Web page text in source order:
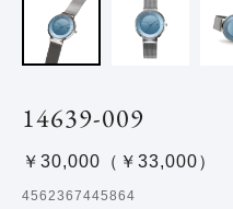
14639-009
￥30,000（￥33,000）
4562367445864